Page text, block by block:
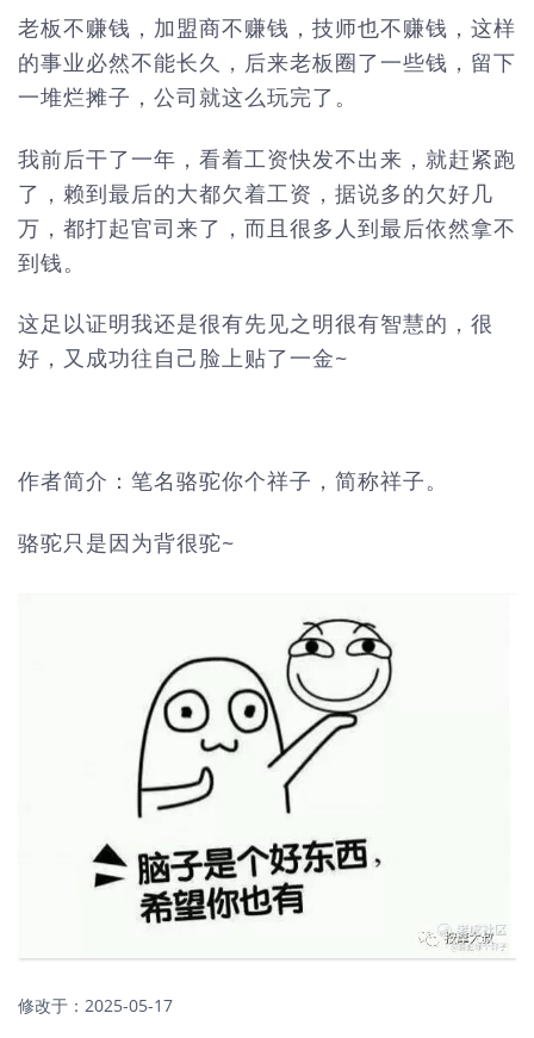
老板不赚钱，加盟商不赚钱，技师也不赚钱，这样
的事业必然不能长久，后来老板圈了一些钱，留下
一堆烂摊子，公司就这么玩完了。
我前后干了一年，看着工资快发不出来，就赶紧跑
了，赖到最后的大都欠着工资，据说多的欠好几
万，都打起官司来了，而且很多人到最后依然拿不
到钱。
这足以证明我还是很有先见之明很有智慧的，很
好，又成功往自己脸上贴了一金~
作者简介：笔名骆驼你个祥子，简称祥子。
骆驼只是因为背很驼~
修改于： 2025-05-17